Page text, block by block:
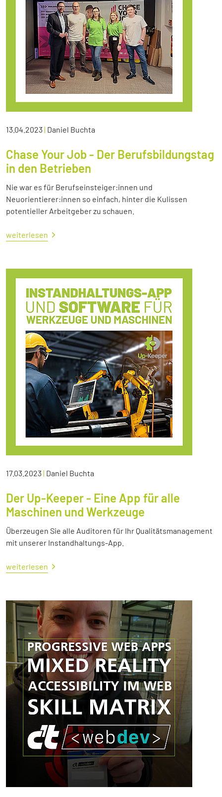
13.04.2023| Daniel Buchta
Chase Your Job - Der Berufsbildungstag
in den Betrieben
Nie war es für Berufseinsteiger:innen und
Neuorientierer:innen so einfach, hinter die Kulissen
potentieller Arbeitgeber zu schauen.
weiterlesen
17.03.2023| Daniel Buchta
Der Up-Keeper - Eine App für alle
Maschinen und Werkzeuge
Überzeugen Sie alle Auditoren für Ihr Qualitätsmanagement
mit unserer Instandhaltungs-App.
weiterlesen